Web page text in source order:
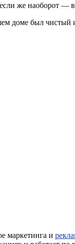
же наоборот —
доме был чистый
маркетинга и